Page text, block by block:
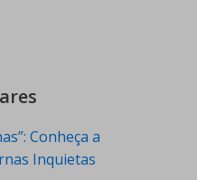
Conheça a
Inquietas